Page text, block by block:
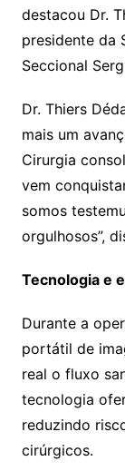
destacou Dr.
presidente da
Seccional
Dr. Thiers
mais um
Cirurgia
vem
somos
orgulhosos”,
Tecnologia e
Durante a
portátil de
real o fluxo
tecnologia
reduzindo
cirúrgicos.